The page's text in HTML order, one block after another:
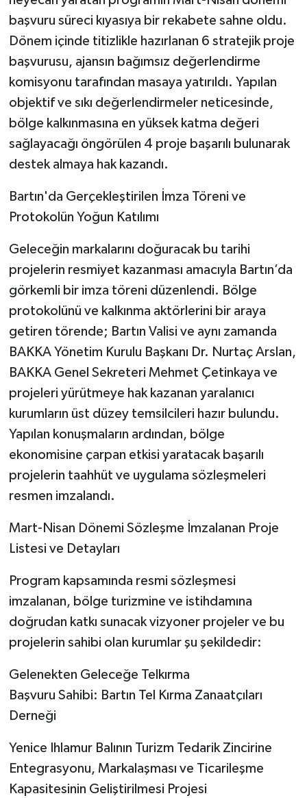
başvuru süreci kıyasıya bir rekabete sahne oldu.
Dönem içinde titizlikle hazırlanan 6 stratejik proje
başvurusu, ajansın bağımsız değerlendirme
komisyonu tarafından masaya yatırıldı. Yapılan
objektif ve sıkı değerlendirmeler neticesinde,
bölge kalkınmasına en yüksek katma değeri
sağlayacağı öngörülen 4 proje başarılı bulunarak
destek almaya hak kazandı.
​Bartın'da Gerçekleştirilen İmza Töreni ve
Protokolün Yoğun Katılımı
​Geleceğin markalarını doğuracak bu tarihi
projelerin resmiyet kazanması amacıyla Bartın’da
görkemli bir imza töreni düzenlendi. Bölge
protokolünü ve kalkınma aktörlerini bir araya
getiren törende; Bartın Valisi ve aynı zamanda
BAKKA Yönetim Kurulu Başkanı Dr. Nurtaç Arslan,
BAKKA Genel Sekreteri Mehmet Çetinkaya ve
projeleri yürütmeye hak kazanan yaralanıcı
kurumların üst düzey temsilcileri hazır bulundu.
Yapılan konuşmaların ardından, bölge
ekonomisine çarpan etkisi yaratacak başarılı
projelerin taahhüt ve uygulama sözleşmeleri
resmen imzalandı.
​Mart-Nisan Dönemi Sözleşme İmzalanan Proje
Listesi ve Detayları
​Program kapsamında resmi sözleşmesi
imzalanan, bölge turizmine ve istihdamına
doğrudan katkı sunacak vizyoner projeler ve bu
projelerin sahibi olan kurumlar şu şekildedir:
​Gelenekten Geleceğe Telkırma
Başvuru Sahibi: Bartın Tel Kırma Zanaatçıları
Derneği
​Yenice Ihlamur Balının Turizm Tedarik Zincirine
Entegrasyonu, Markalaşması ve Ticarileşme
Kapasitesinin Geliştirilmesi Projesi